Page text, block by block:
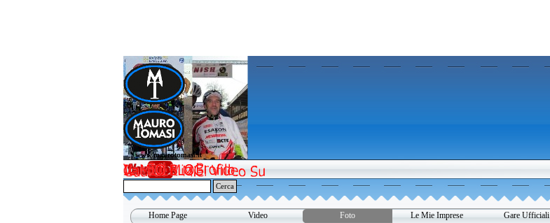
www.maurotomasi.it
www.maurotomasi.it
Cerca
Home Page Video ▼
Foto ▼
Le Mie Imprese ▼
Gare Ufficiali